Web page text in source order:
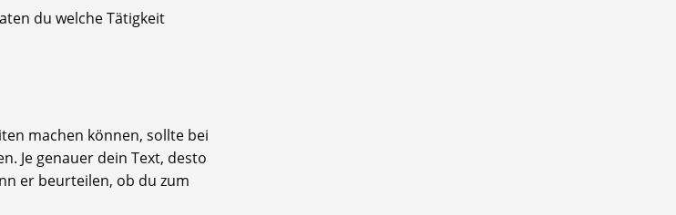
du welche Tätigkeit
machen können, sollte bei
Je genauer dein Text, desto
er beurteilen, ob du zum